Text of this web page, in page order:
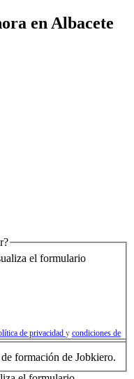
en Albacete
el formulario
de privacidad y condiciones de
formación de Jobkiero.